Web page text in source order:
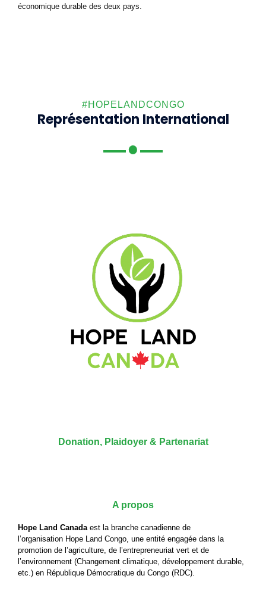
économique durable des deux pays.
#HOPELANDCONGO
Représentation International
Donation, Plaidoyer & Partenariat
A propos
Hope Land Canada est la branche canadienne de
l’organisation Hope Land Congo , une entité engagée dans la
promotion de l’agriculture, de l’entrepreneuriat vert et de
l’environnement (Changement climatique, développement durable,
etc.) en République Démocratique du Congo (RDC).